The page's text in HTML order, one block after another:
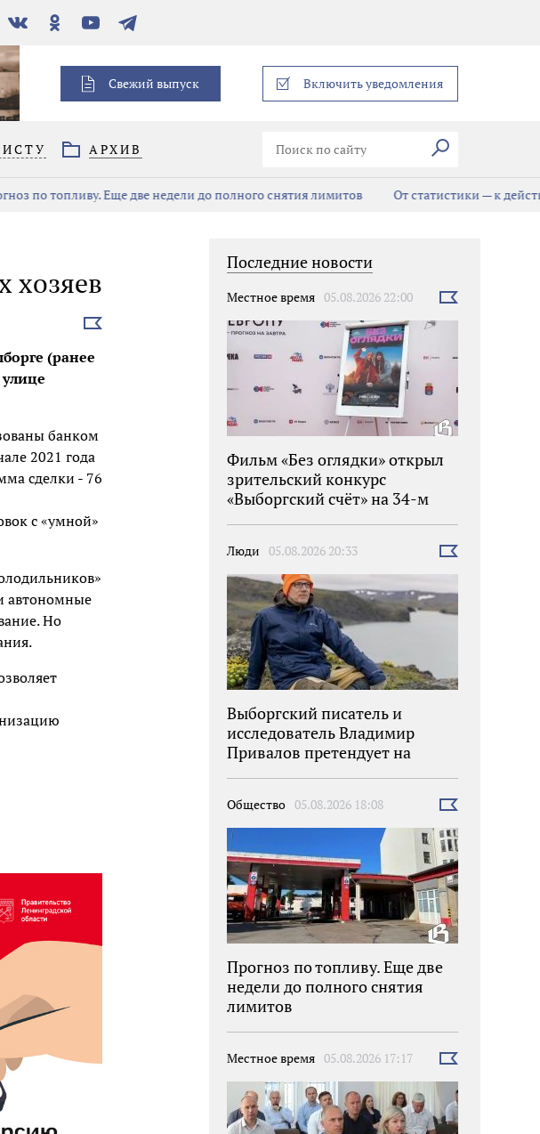
В
контакте
Одноклассники
YouTubeТелеграм
Свежий выпуск Включить уведомления
АРХИВ Искать
по топливу. Еще две недели до полного снятия лимитов От статистики — к
хозяев
Выбрать
(ранее
банком
2021 года
сделки - 76
с «умной»
автономные
Но
Последние новости
Местное время 05.08.2026 22:00
Выбрать
Фильм «Без оглядки» открыл
зрительский конкурс
«Выборгский счёт» на 34-м
Люди 05.08.2026 20:33
Выбрать
Выборгский писатель и
исследователь Владимир
Привалов претендует на
Общество 05.08.2026 18:08
Выбрать
Прогноз по топливу. Еще две
недели до полного снятия
лимитов
Местное время 05.08.2026 17:17
Выбрать